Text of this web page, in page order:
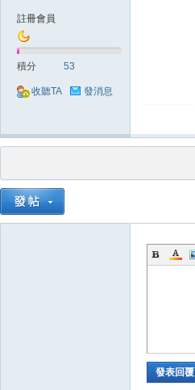
註冊會員
積分 53
收聽TA 發消息
發表回覆